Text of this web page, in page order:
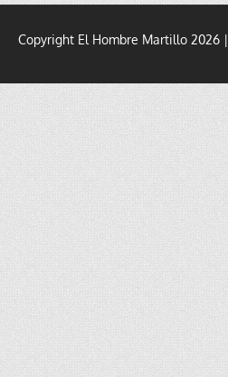
Copyright El Hombre Martillo 2026 |